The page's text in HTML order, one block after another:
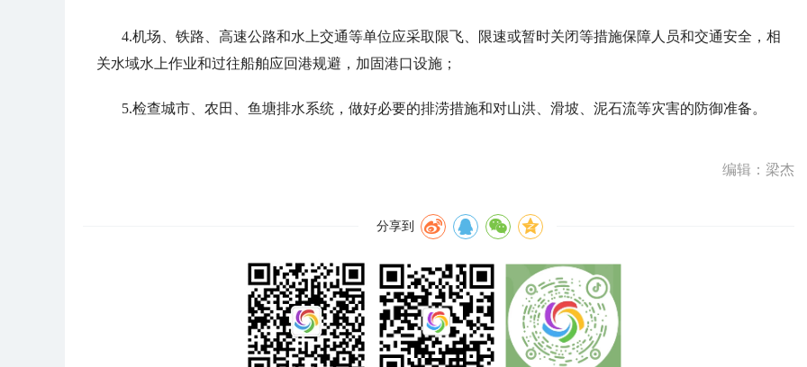
4.机场、铁路、高速公路和水上交通等单位应采取限飞、限速或暂时关闭等措施保障人员和交通安全，相
关水域水上作业和过往船舶应回港规避，加固港口设施；
5.检查城市、农田、鱼塘排水系统，做好必要的排涝措施和对山洪、滑坡、泥石流等灾害的防御准备。
编辑：梁杰
分享到